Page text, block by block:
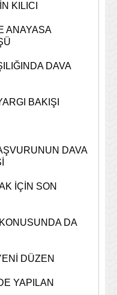
KILICI
ANAYASA
DAVA
BAKIŞI
DAVA
İÇİN SON
DA
DÜZEN
YAPILAN